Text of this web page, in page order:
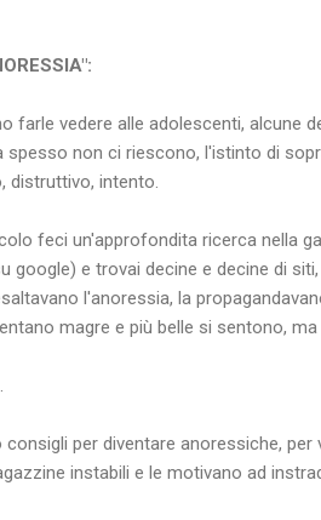
farle vedere alle adolescenti, alcune
non ci riescono, l'istinto di
distruttivo, intento.
feci un'approfondita ricerca nella
google) e trovai decine e decine di
l'anoressia, la
magre e più belle si sentono,
per diventare anoressiche,
instabili e le motivano ad